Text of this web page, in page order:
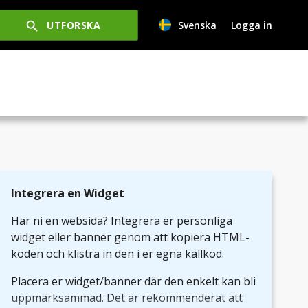
UTFORSKA Svenska Logga in
Integrera en Widget
Har ni en websida? Integrera er personliga
widget eller banner genom att kopiera HTML-
koden och klistra in den i er egna källkod.
Placera er widget/banner där den enkelt kan bli
uppmärksammad. Det är rekommenderat att